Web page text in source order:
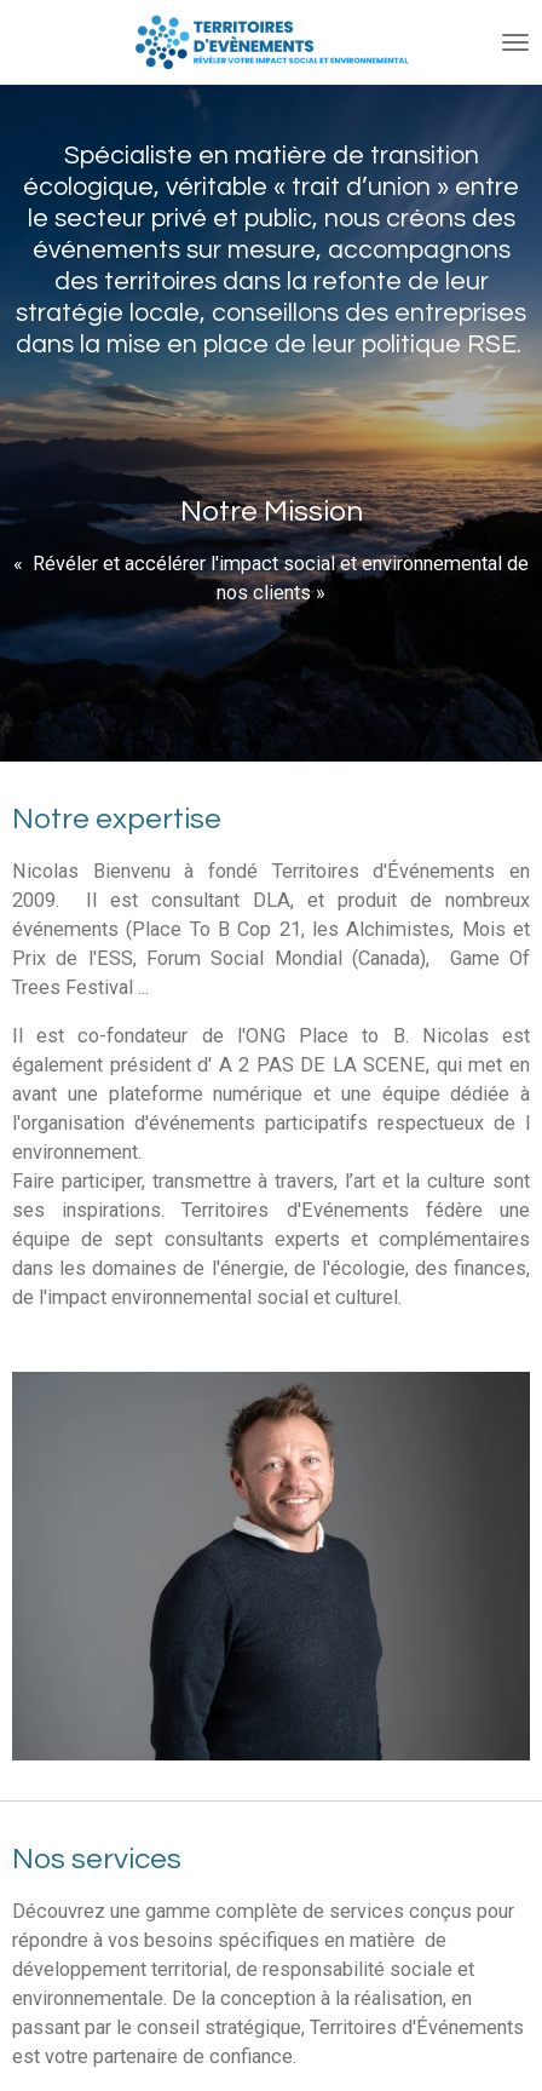
contenu
Spécialiste en matière de transition
écologique, véritable « trait d’union » entre
le secteur privé et public, nous créons des
événements sur mesure, accompagnons
des territoires dans la refonte de leur
stratégie locale, conseillons des entreprises
dans la mise en place de leur politique RSE.
Notre Mission
« Révéler et accélérer l'impact social et environnemental de
nos clients »
Notre expertise
Nicolas Bienvenu à fondé Territoires d'Événements en
2009. Il est consultant DLA, et produit de nombreux
événements (Place To B Cop 21, les Alchimistes, Mois et
Prix de l'ESS, Forum Social Mondial (Canada), Game Of
Trees Festival ...
Il est co-fondateur de l'ONG Place to B.
Nicolas est
également président d' A 2 PAS DE LA SCENE, qui met en
avant une plateforme numérique et une équipe dédiée à
l'organisation d'événements participatifs respectueux de l
environnement.
Faire participer, transmettre à travers, l’art et la culture sont
ses inspirations. Territoires d'Evénements fédère une
équipe de sept consultants experts et complémentaires
dans les domaines de l'énergie, de l'écologie, des finances,
de l'impact environnemental social et culturel.
Nos services
Découvrez une gamme complète de services conçus pour
répondre à vos besoins spécifiques en matière de
développement territorial, de responsabilité sociale et
environnementale. De la conception à la réalisation, en
passant par le conseil stratégique, Territoires d'Événements
est votre partenaire de confiance.